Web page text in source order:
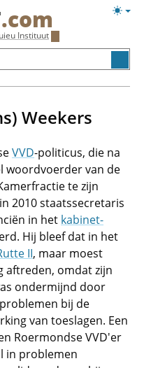
.com
Instituut
Weekers
VVD-politicus, die na
woordvoerder van de
te zijn
2010 staatssecretaris
in het kabinet-
Hij bleef dat in het
II, maar moest
aftreden, omdat zijn
ondermijnd door
bij de
van toeslagen. Een
Roermondse VVD'er
in problemen